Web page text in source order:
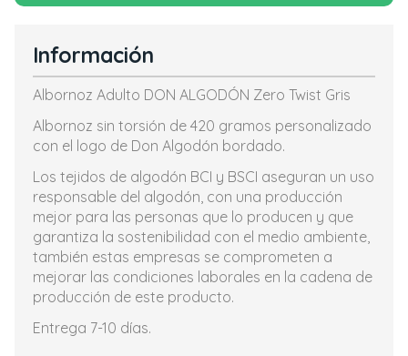
Información
Albornoz Adulto DON ALGODÓN Zero Twist Gris
Albornoz sin torsión de 420 gramos personalizado
con el logo de Don Algodón bordado.
Los tejidos de algodón BCI y BSCI aseguran un uso
responsable del algodón, con una producción
mejor para las personas que lo producen y que
garantiza la sostenibilidad con el medio ambiente,
también estas empresas se comprometen a
mejorar las condiciones laborales en la cadena de
producción de este producto.
Entrega 7-10 días.